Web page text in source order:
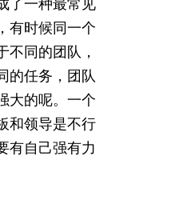
了一种最常见
有时候同一个
不同的团队，
的任务，团队
大的呢。一个
和领导是不行
有自己强有力